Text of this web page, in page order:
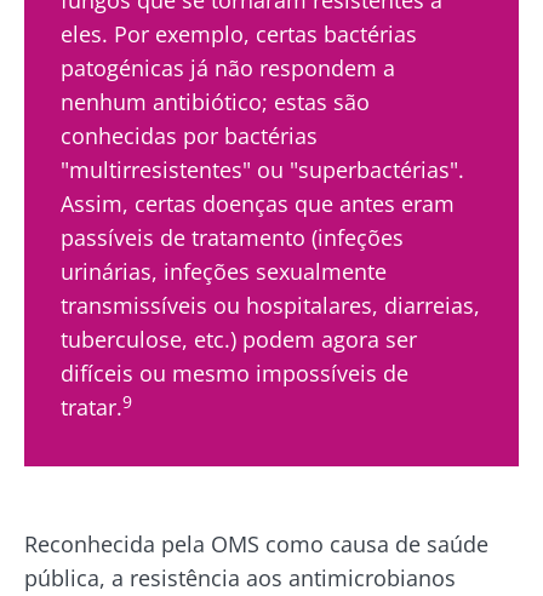
eles. Por exemplo, certas bactérias
patogénicas já não respondem a
nenhum antibiótico; estas são
conhecidas por bactérias
"multirresistentes" ou "superbactérias".
Assim, certas doenças que antes eram
passíveis de tratamento (infeções
urinárias, infeções sexualmente
transmissíveis ou hospitalares, diarreias,
tuberculose, etc.) podem agora ser
difíceis ou mesmo impossíveis de
tratar.9
Reconhecida pela OMS como causa de saúde
pública, a resistência aos antimicrobianos